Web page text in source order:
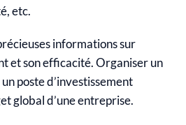
etc.
informations sur
et son efficacité. Organiser un
poste d’investissement
global d’une entreprise.